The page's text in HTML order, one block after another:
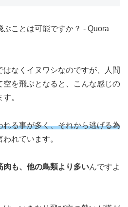
なくイヌワシなのですが、人間
空を飛ぶとなると、こんな感じの
。
れる事が多く、それから逃げる為
われています。
肉も、他の鳥類より多いんですよ